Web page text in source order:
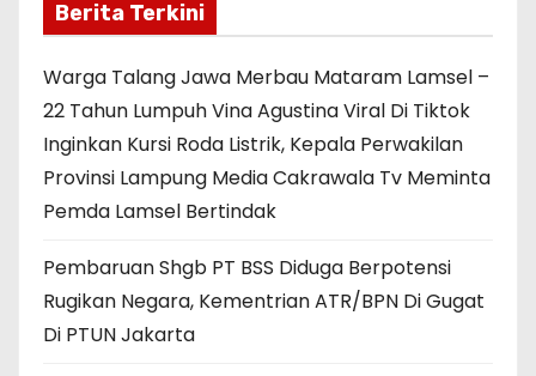
Berita Terkini
Warga Talang Jawa Merbau Mataram Lamsel –
22 Tahun Lumpuh Vina Agustina Viral Di Tiktok
Inginkan Kursi Roda Listrik, Kepala Perwakilan
Provinsi Lampung Media Cakrawala Tv Meminta
Pemda Lamsel Bertindak
Pembaruan Shgb PT BSS Diduga Berpotensi
Rugikan Negara, Kementrian ATR/BPN Di Gugat
Di PTUN Jakarta